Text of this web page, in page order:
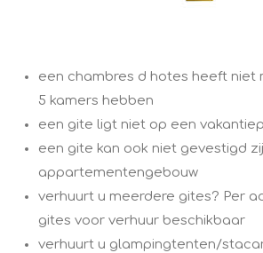
een chambres d hotes heeft niet
5 kamers hebben
een gite ligt niet op een
een gite kan ook niet gevestigd
appartementengebouw
verhuurt u meerdere gites? Per
gites voor verhuur beschikbaar
verhuurt u glampingtenten/